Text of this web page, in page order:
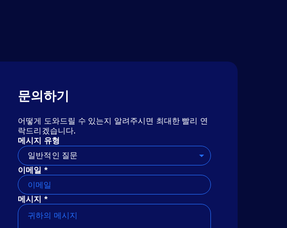
문의하기
어떻게 도와드릴 수 있는지 알려주시면 최대한 빨리 연
락드리겠습니다.
메시지 유형
일반적인 질문
이메일 *
메시지 *